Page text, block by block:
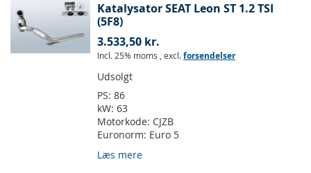
Katalysator SEAT Leon ST 1.2 TSI
(5F8)
3.533,50 kr.
Incl. 25% moms , excl.forsendelser
Udsolgt
PS: 86
kW: 63
Motorkode: CJZB
Euronorm: Euro 5
Læs mere